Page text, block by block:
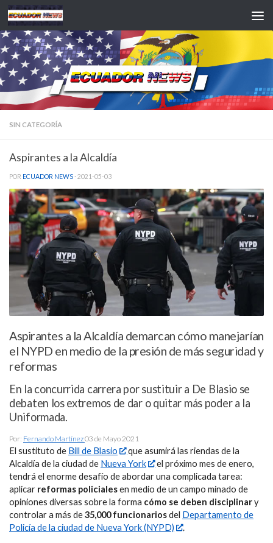
Saltar al contenido
SIN CATEGORÍA
Aspirantes a la Alcaldía
POR ECUADOR NEWS · 2021-05-03
Aspirantes a la Alcaldía demarcan cómo manejarían
el NYPD en medio de la presión de más seguridad y
reformas
En la concurrida carrera por sustituir a De Blasio se
debaten los extremos de dar o quitar más poder a la
Uniformada.
Por: Fernando Martínez03 de Mayo 2021
El sustituto de Bill de Blasio
que asumirá las riendas de la
Alcaldía de la ciudad de Nueva York
el próximo mes de enero,
tendrá el enorme desafío de abordar una complicada tarea:
aplicar reformas policialesen medio de un campo minado de
opiniones diversas sobre la forma cómo se deben disciplinary
controlar a más de35,000 funcionariosdel Departamento de
Policía de la ciudad de Nueva York (NYPD)
.